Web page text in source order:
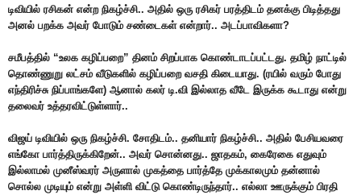
டிவியில் ரசிகன் என்ற நிகழ்ச்சி.. அதில் ஒரு ரசிகர் பரத்திடம் தனக்கு பிடித்தது
அனல் பறக்க அவர் போடும் சண்டைகள் என்றார்.. அடப்பாவிகளா?
சமீபத்தில் “உலக கழிப்பறை” தினம் சிறப்பாக கொண்டாடப்பட்டது. தமிழ் நாட்டில்
தொண்ணுறு லட்சம் வீடுகளில் கழிப்பறை வசதி கிடையாது. (ரயில் வரும் போது
எந்திரிச்சு நிப்பாங்களே) ஆனால் கலர் டி.வி இல்லாத வீடே இருக்க கூடாது என்று
தலைவர் உத்தரவிட்டுள்ளார்..
விஜய் டிவியில் ஒரு நிகழ்ச்சி. சோதிடம்.. தனியார் நிகழ்ச்சி.. அதில் பேசியவரை
எங்கோ பார்த்திருக்கிறேன்.. அவர் சொன்னது.. ஜாதகம், கைரேகை எதுவும்
இல்லாமல் முனீஸ்வரர் அருளால் முகத்தை பார்த்தே முக்காலமும் தன்னால்
சொல்ல முடியும் என்று அள்ளி விட்டு கொண்டிருந்தார்.. எல்லா ஊருக்கும் பிரதி